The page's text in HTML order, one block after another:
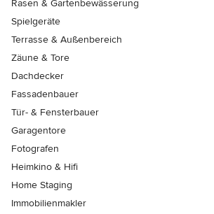
Rasen & Gartenbewässerung
Spielgeräte
Terrasse & Außenbereich
Zäune & Tore
Dachdecker
Fassadenbauer
Tür- & Fensterbauer
Garagentore
Fotografen
Heimkino & Hifi
Home Staging
Immobilienmakler